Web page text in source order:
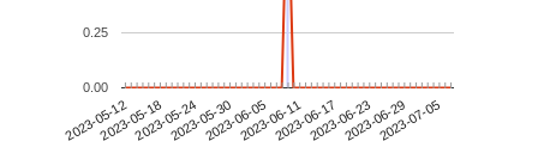
2023-05-122023-05-182023-05-242023-05-302023-06-052023-06-112023-06-172023-06-232023-06-292023-07-05
0.00
0.25